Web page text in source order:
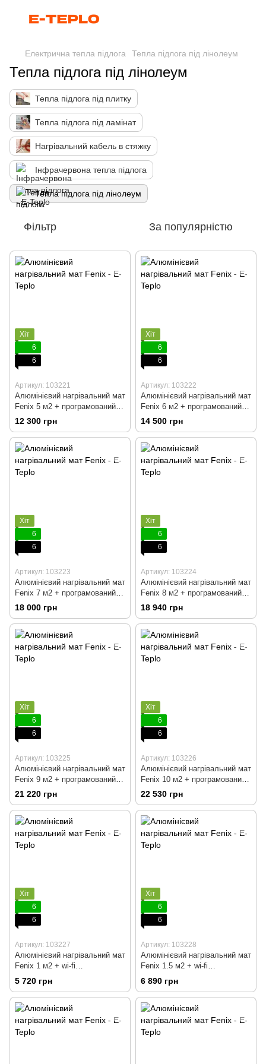
Електрична тепла підлога Тепла підлога під лінолеум
Тепла підлога під лінолеум
Тепла підлога під плитку
Тепла підлога під ламінат
Нагрівальний кабель в стяжку
Інфрачервона тепла підлога
Тепла підлога під лінолеум
Фільтр За популярністю
Хіт
6
6
Артикул: 103221
Алюмінієвий нагрівальний мат
Fenix 5 м2 + програмований
терморегулятор
12 300 грн
Хіт
6
6
Артикул: 103222
Алюмінієвий нагрівальний мат
Fenix 6 м2 + програмований
терморегулятор
14 500 грн
Хіт
6
6
Артикул: 103223
Алюмінієвий нагрівальний мат
Fenix 7 м2 + програмований
терморегулятор
18 000 грн
Хіт
6
6
Артикул: 103224
Алюмінієвий нагрівальний мат
Fenix 8 м2 + програмований
терморегулятор
18 940 грн
Хіт
6
6
Артикул: 103225
Алюмінієвий нагрівальний мат
Fenix 9 м2 + програмований
терморегулятор
21 220 грн
Хіт
6
6
Артикул: 103226
Алюмінієвий нагрівальний мат
Fenix 10 м2 + програмований
терморегулятор
22 530 грн
Хіт
6
6
Артикул: 103227
Алюмінієвий нагрівальний мат
Fenix 1 м2 + wi-fi
терморегулятор
5 720 грн
Хіт
6
6
Артикул: 103228
Алюмінієвий нагрівальний мат
Fenix 1.5 м2 + wi-fi
терморегулятор
6 890 грн